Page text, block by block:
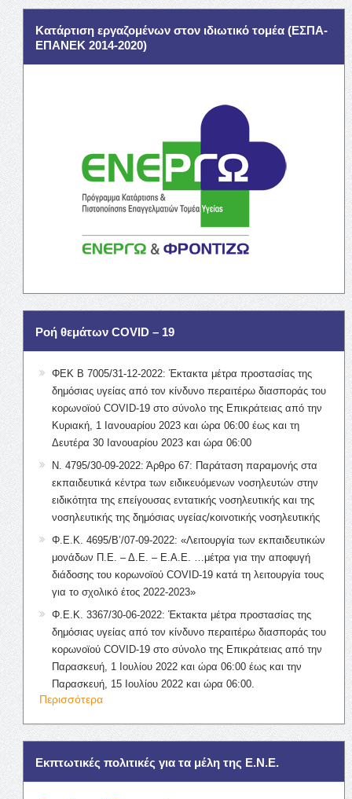
Κατάρτιση εργαζομένων στον ιδιωτικό τομέα (ΕΣΠΑ-
ΕΠΑΝΕΚ 2014-2020)
Ροή θεμάτων COVID – 19
ΦΕΚ Β 7005/31-12-2022: Έκτακτα μέτρα προστασίας της
δημόσιας υγείας από τον κίνδυνο περαιτέρω διασποράς του
κορωνοϊού COVID-19 στο σύνολο της Επικράτειας από την
Κυριακή, 1 Ιανουαρίου 2023 και ώρα 06:00 έως και τη
Δευτέρα 30 Ιανουαρίου 2023 και ώρα 06:00
Ν. 4795/30-09-2022: Άρθρο 67: Παράταση παραμονής στα
εκπαιδευτικά κέντρα των ειδικευόμενων νοσηλευτών στην
ειδικότητα της επείγουσας εντατικής νοσηλευτικής και της
νοσηλευτικής της δημόσιας υγείας/κοινοτικής νοσηλευτικής
Φ.Ε.Κ. 4695/Β’/07-09-2022: «Λειτουργία των εκπαιδευτικών
μονάδων Π.Ε. – Δ.Ε. – Ε.Α.Ε. …μέτρα για την αποφυγή
διάδοσης του κορωνοϊού COVID-19 κατά τη λειτουργία τους
για το σχολικό έτος 2022-2023»
Φ.Ε.Κ. 3367/30-06-2022: Έκτακτα μέτρα προστασίας της
δημόσιας υγείας από τον κίνδυνο περαιτέρω διασποράς του
κορωνοϊού COVID-19 στο σύνολο της Επικράτειας από την
Παρασκευή, 1 Ιουλίου 2022 και ώρα 06:00 έως και την
Παρασκευή, 15 Ιουλίου 2022 και ώρα 06:00.
Περισσότερα
Εκπτωτικές πολιτικές για τα μέλη της Ε.Ν.Ε.